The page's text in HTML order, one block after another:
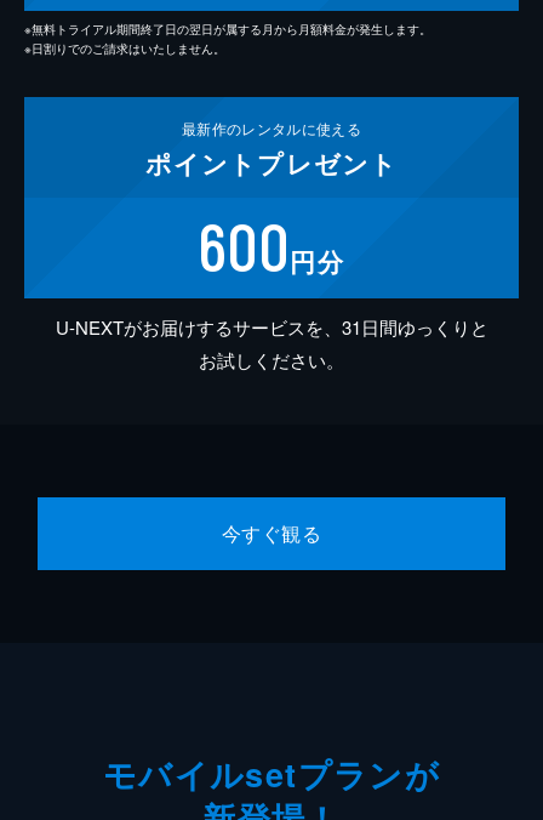
※無料トライアル期間終了日の翌日が属する月から月額料金が発生します。
※日割りでのご請求はいたしません。
最新作のレンタルに使える
ポイント プレゼント
600円分
U-NEXTがお届けするサービスを、31日間ゆっくりと
お試しください。
今すぐ観る
モバイルsetプランが